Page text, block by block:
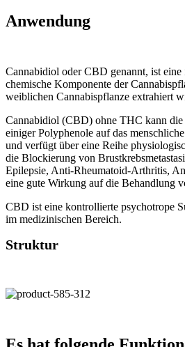
Anwendung
Cannabidiol oder CBD genannt, ist
chemische Komponente der
weiblichen Cannabispflanze extrahiert
Cannabidiol (CBD) ohne THC kann
einiger Polyphenole auf das
und verfügt über eine Reihe
die Blockierung von
Epilepsie, Anti-Rheumatoid-Arthritis,
eine gute Wirkung auf die Behandlung
CBD ist eine kontrollierte psychotrope
im medizinischen Bereich.
Struktur